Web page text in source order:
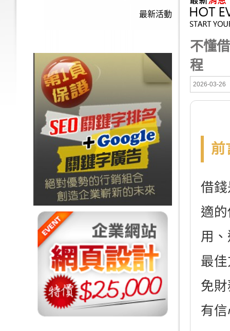
最新活動
不懂
程
2026-03-26
前
借
適
用
最
免
有